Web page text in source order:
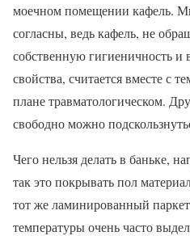
моечном помещении кафель.
согласны, ведь кафель, не
собственную гигиеничность
свойства, считается вместе с
плане травматологическом.
свободно можно
Чего нельзя делать в баньке,
так это покрывать пол
тот же ламинированный
температуры очень часто